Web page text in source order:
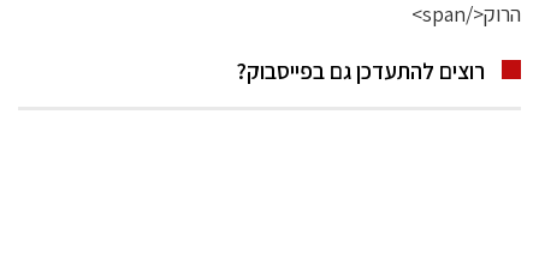
רוצים להתעדכן גם בפייסבוק?